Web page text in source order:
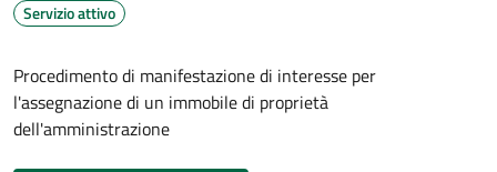
Servizio attivo
Procedimento di manifestazione di interesse per
l'assegnazione di un immobile di proprietà
dell'amministrazione